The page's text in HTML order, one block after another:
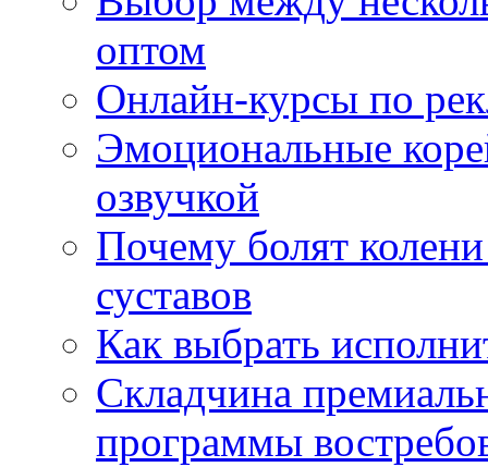
оптом
Онлайн-курсы по
Эмоциональные
озвучкой
Почему болят
суставов
Как выбрать
Складчина
программы